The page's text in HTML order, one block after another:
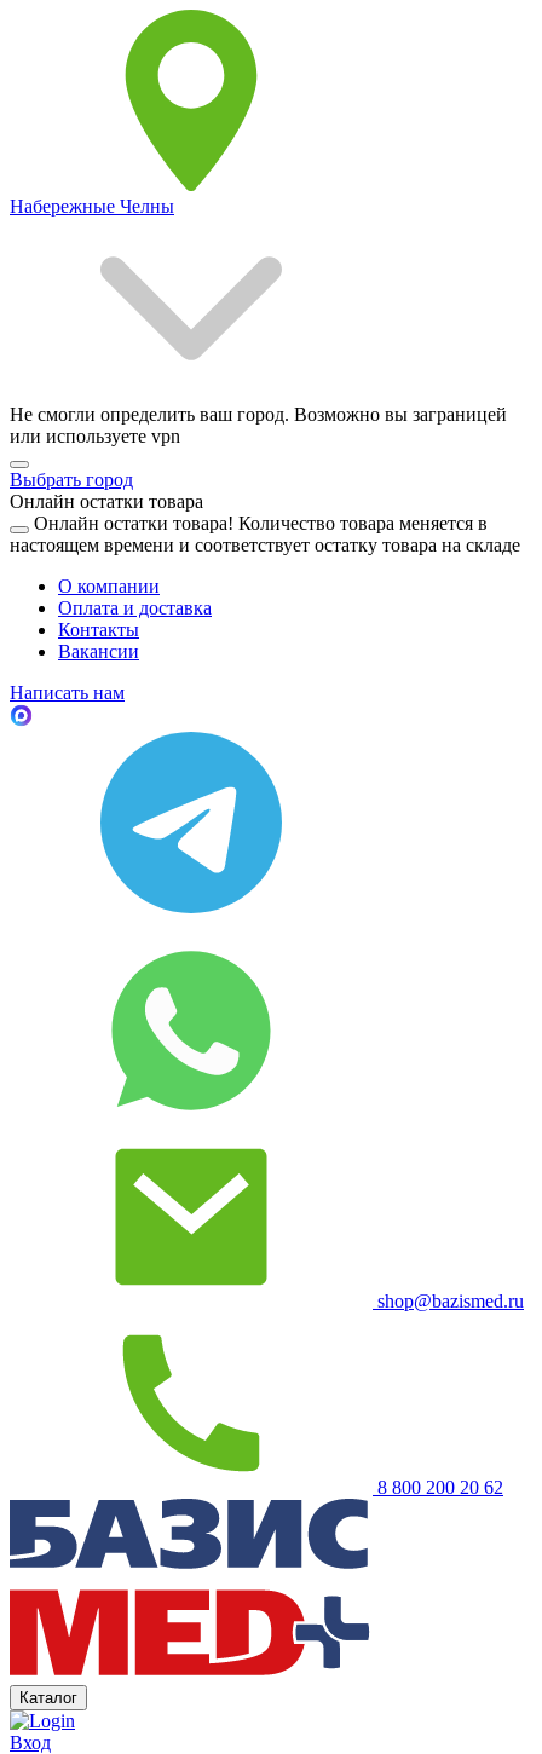
Набережные Челны
Не смогли определить ваш город. Возможно вы заграницей
или используете vpn
Выбрать город
Онлайн остатки товара
Онлайн остатки товара! Количество товара меняется в
настоящем времени и соответствует остатку товара на складе
О компании
Оплата и доставка
Контакты
Вакансии
Написать нам
shop@bazismed.ru
8 800 200 20 62
Каталог
Вход